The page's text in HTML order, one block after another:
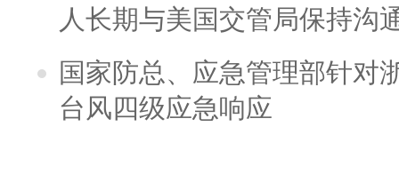
人长期与美国交管局保持沟
国家防总、应急管理部针对
台风四级应急响应